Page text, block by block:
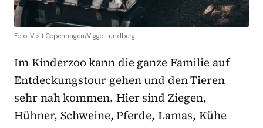
Foto: Visit Copenhagen/Viggo Lundberg
ImKinderzoo kann die ganze Familie auf
Entdeckungstour gehen und den Tieren
sehrnah kommen. Hier sind Ziegen,
Hühner, Schweine, Pferde, Lamas, Kühe